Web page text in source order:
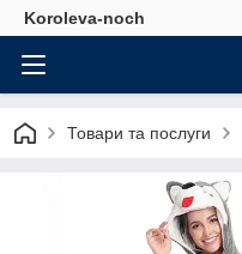
Koroleva-noch
Товари та послуги